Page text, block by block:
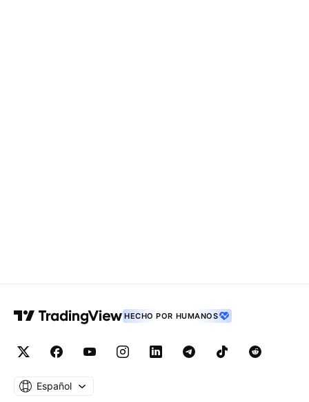
HECHO POR HUMANOS
Español